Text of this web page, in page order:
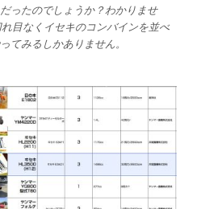
ったのでしょうか？わかりませ
目なくイセキのコンバインを並べ
てみるしかありません。